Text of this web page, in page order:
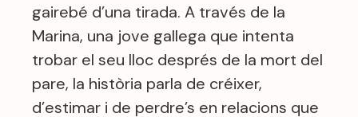
gairebé d’una tirada. A través de la
Marina, una jove gallega que intenta
trobar el seu lloc després de la mort del
pare, la història parla de créixer,
d’estimar i de perdre’s en relacions que